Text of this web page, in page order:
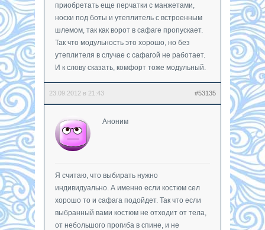
приобретать еще перчатки с манжетами,
носки под боты и утеплитель с встроенным
шлемом, так как ворот в сафаге пропускает.
Так что модульность это хорошо, но без
утеплителя в случае с сафагой не работает.
И к слову сказать, комфорт тоже модульный.
23.09.2012 в 21:43 #53135
Аноним
Я считаю, что выбирать нужно
индивидуально. А именно если костюм сел
хорошо то и сафага подойдет. Так что если
выбранный вами костюм не отходит от тела,
от небольшого прогиба в спине, и не